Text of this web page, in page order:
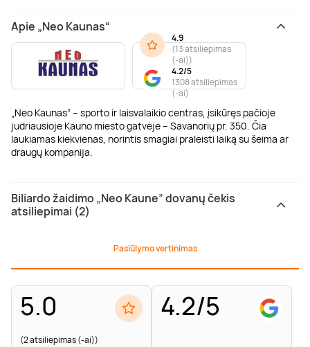
Apie „Neo Kaunas“
„Neo Kaunas” – sporto ir laisvalaikio centras, įsikūręs pačioje
judriausioje Kauno miesto gatvėje – Savanorių pr. 350. Čia
laukiamas kiekvienas, norintis smagiai praleisti laiką su šeima ar
draugų kompanija.
4.9
(13 atsiliepimas
(-ai))
4.2/5
1308 atsiliepimas
(-ai)
Biliardo žaidimo „Neo Kaune” dovanų čekis
atsiliepimai (2)
Pasiūlymo vertinimas
5.0
(2 atsiliepimas (-ai))
4.2/5